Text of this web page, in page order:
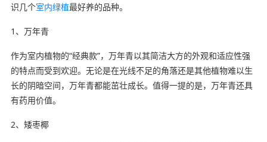
识几个室内绿植最好养的品种。
1、万年青
作为室内植物的“经典款”，万年青以其简洁大方的外观和适应性强
的特点而受到欢迎。无论是在光线不足的角落还是其他植物难以生
长的阴暗空间，万年青都能茁壮成长。值得一提的是，万年青还具
有药用价值。
2、矮枣椰